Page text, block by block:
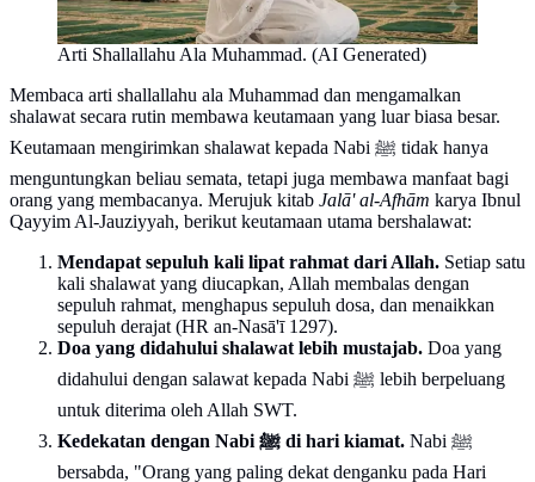
Arti Shallallahu Ala Muhammad. (AI Generated)
Membaca arti shallallahu ala Muhammad dan mengamalkan
shalawat secara rutin membawa keutamaan yang luar biasa besar.
Keutamaan mengirimkan shalawat kepada Nabi ﷺ tidak hanya
menguntungkan beliau semata, tetapi juga membawa manfaat bagi
orang yang membacanya. Merujuk kitab Jalā' al-Afhām karya Ibnul
Qayyim Al-Jauziyyah, berikut keutamaan utama bershalawat:
Mendapat sepuluh kali lipat rahmat dari Allah. Setiap satu
kali shalawat yang diucapkan, Allah membalas dengan
sepuluh rahmat, menghapus sepuluh dosa, dan menaikkan
sepuluh derajat (HR an-Nasā'ī 1297).
Doa yang didahului shalawat lebih mustajab. Doa yang
didahului dengan salawat kepada Nabi ﷺ lebih berpeluang
untuk diterima oleh Allah SWT.
Kedekatan dengan Nabi ﷺ di hari kiamat. Nabi ﷺ
bersabda, "Orang yang paling dekat denganku pada Hari